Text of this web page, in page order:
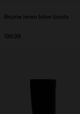
Bruine leren biker boots
199.99